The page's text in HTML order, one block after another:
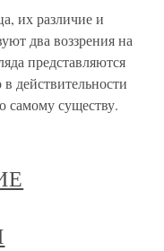
их различие и
два воззрения на
представляются
действительности
самому существу.